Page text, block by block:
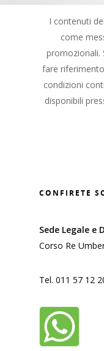
I contenuti
come
promozionali.
fare
condizioni
disponibili
CONFIRETE
Sede Legale e
Corso Re
Tel. 011 57 12